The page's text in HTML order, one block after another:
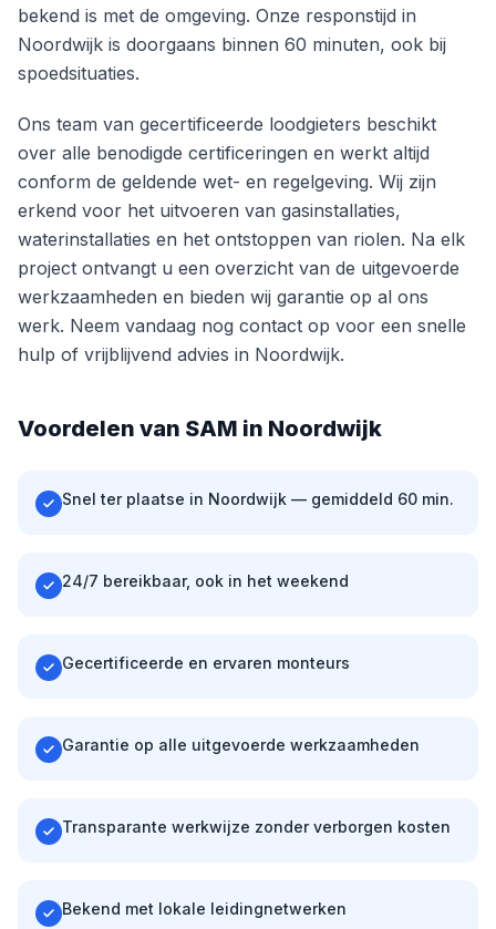
bekend is met de omgeving. Onze responstijd in
Noordwijk is doorgaans binnen 60 minuten, ook bij
spoedsituaties.
Ons team van gecertificeerde loodgieters beschikt
over alle benodigde certificeringen en werkt altijd
conform de geldende wet- en regelgeving. Wij zijn
erkend voor het uitvoeren van gasinstallaties,
waterinstallaties en het ontstoppen van riolen. Na elk
project ontvangt u een overzicht van de uitgevoerde
werkzaamheden en bieden wij garantie op al ons
werk. Neem vandaag nog contact op voor een snelle
hulp of vrijblijvend advies in Noordwijk.
Voordelen van SAM in Noordwijk
Snel ter plaatse in Noordwijk — gemiddeld 60 min.
24/7 bereikbaar, ook in het weekend
Gecertificeerde en ervaren monteurs
Garantie op alle uitgevoerde werkzaamheden
Transparante werkwijze zonder verborgen kosten
Bekend met lokale leidingnetwerken